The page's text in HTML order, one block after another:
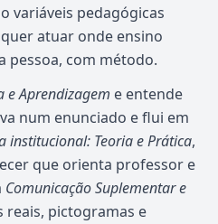
variáveis pedagógicas
atuar onde ensino
pessoa, com método.
e Aprendizagem e entende
num enunciado e flui em
institucional: Teoria e Prática,
que orienta professor e
Comunicação Suplementar e
reais, pictogramas e